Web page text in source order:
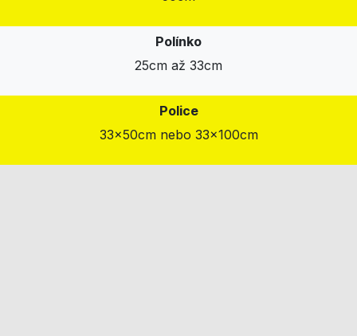
Polínko
25cm až 33cm
Police
33x50cm nebo 33x100cm